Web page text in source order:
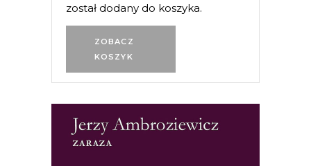
ZOBACZ
KOSZYK
został dodany do koszyka.